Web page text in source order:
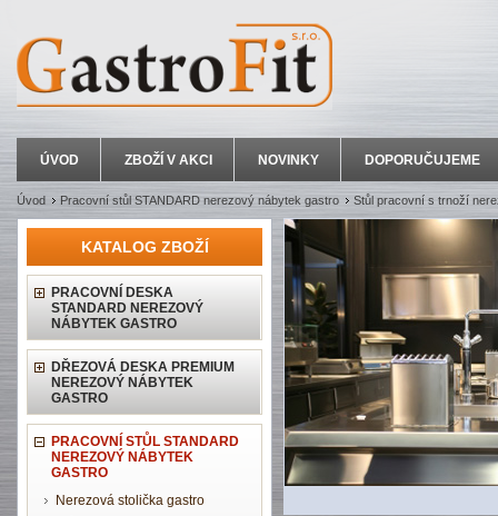
ÚVOD ZBOŽÍ V AKCI NOVINKY DOPORUČUJEME
Úvod Pracovní stůl STANDARD nerezový nábytek gastro Stůl pracovní s trnoží
KATALOG ZBOŽÍ
PRACOVNÍ DESKA
STANDARD NEREZOVÝ
NÁBYTEK GASTRO
DŘEZOVÁ DESKA PREMIUM
NEREZOVÝ NÁBYTEK
GASTRO
PRACOVNÍ STŮL STANDARD
NEREZOVÝ NÁBYTEK
GASTRO
Nerezová stolička gastro